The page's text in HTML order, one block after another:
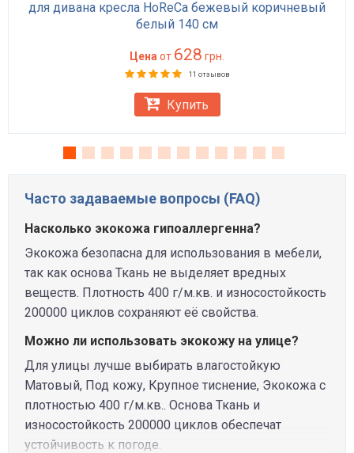
для дивана кресла HoReCa бежевый коричневый
белый 140 см
Цена от 628 грн.
11 отзывов
Купить
Часто задаваемые вопросы (FAQ)
Насколько экокожа гипоаллергенна?
Экокожа безопасна для использования в мебели,
так как основа Ткань не выделяет вредных
веществ. Плотность 400 г/м.кв. и износостойкость
200000 циклов сохраняют её свойства.
Можно ли использовать экокожу на улице?
Для улицы лучше выбирать влагостойкую
Матовый, Под кожу, Крупное тиснение, Экокожа с
плотностью 400 г/м.кв.. Основа Ткань и
износостойкость 200000 циклов обеспечат
устойчивость к погоде.